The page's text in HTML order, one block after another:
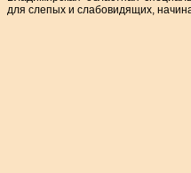
для слепых и слабовидящих,